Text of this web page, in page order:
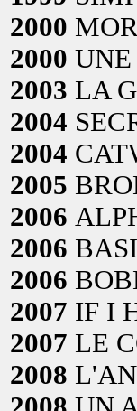
2000
2000
2003 LA
2004
2004
2005
2006
2006
2006
2007 IF I
2007 LE
2008